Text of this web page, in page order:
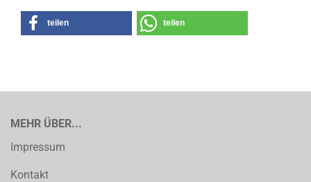
teilen teilen
MEHR ÜBER...
Impressum
Kontakt